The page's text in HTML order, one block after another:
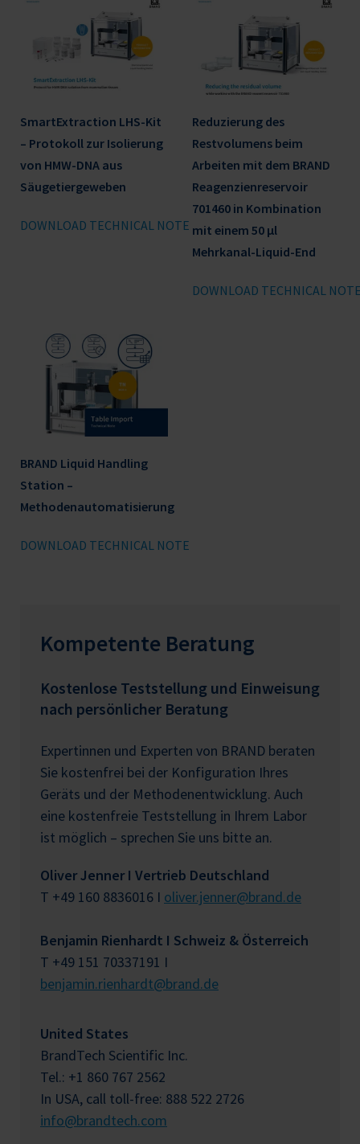
SmartExtraction LHS-Kit
– Protokoll zur Isolierung
von HMW-DNA aus
Säugetiergeweben
DOWNLOAD TECHNICAL NOTE
Reduzierung des
Restvolumens beim
Arbeiten mit dem BRAND
Reagenzienreservoir
701460 in Kombination
mit einem 50 μl
Mehrkanal-Liquid-End
DOWNLOAD TECHNICAL
BRAND Liquid Handling
Station –
Methodenautomatisierung
DOWNLOAD TECHNICAL NOTE
Kompetente Beratung
Kostenlose Teststellung und Einweisung
nach persönlicher Beratung
Expertinnen und Experten von BRAND beraten
Sie kostenfrei bei der Konfiguration Ihres
Geräts und der Methodenentwicklung. Auch
eine kostenfreie Teststellung in Ihrem Labor
ist möglich – sprechen Sie uns bitte an.
Oliver Jenner I Vertrieb Deutschland
T +49 160 8836016 I oliver.jenner@brand.de
Benjamin Rienhardt I Schweiz & Österreich
T +49 151 70337191 I
benjamin.rienhardt@brand.de
United States
BrandTech Scientific Inc.
Tel.: +1 860 767 2562
In USA, call toll-free: 888 522 2726
info@brandtech.com